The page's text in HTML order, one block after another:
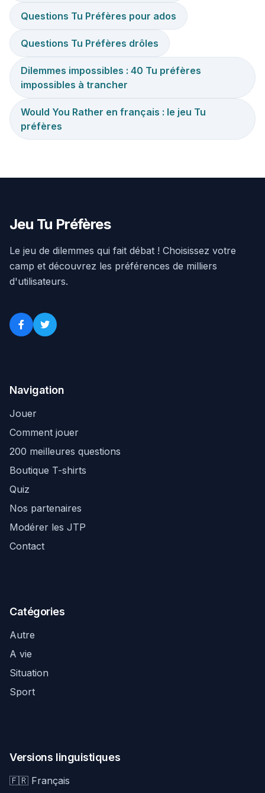
Questions Tu Préfères pour ados
Questions Tu Préfères drôles
Dilemmes impossibles : 40 Tu préfères
impossibles à trancher
Would You Rather en français : le jeu Tu
préfères
Jeu Tu Préfères
Le jeu de dilemmes qui fait débat ! Choisissez votre
camp et découvrez les préférences de milliers
d'utilisateurs.
Navigation
Jouer
Comment jouer
200 meilleures questions
Boutique T-shirts
Quiz
Nos partenaires
Modérer les JTP
Contact
Catégories
Autre
A vie
Situation
Sport
Versions linguistiques
🇫🇷 Français